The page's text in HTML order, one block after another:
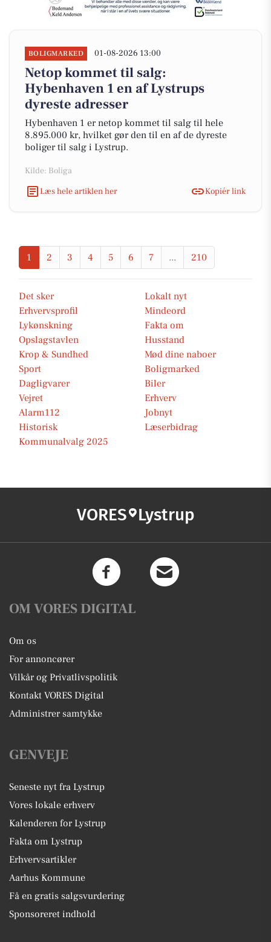
BOLIGMARKED 01-08-2026 13:00
Netop kommet til salg:
Hybenhaven 1 en af Lystrups
dyreste adresser
Hybenhaven 1 er netop kommet til salg til hele
8.895.000 kr, hvilket gør den til en af de dyreste
boliger til salg i Lystrup.
Kilde: Boliga
Læs hele artiklen her
Kopiér link
1 2 3 4 5 6 7 ... 210
Det sker
Lokalt nyt
Erhvervsprofil
Mindeord
Lykønskning
Fakta om
Opslagstavlen
Husstand
Krop & Sundhed
Mød dine naboer
Sport
Boligmarked
Dagligvarer
Biler
Vejret
Erhverv
Alarm112
Jobnyt
Historisk
Læserbidrag
Kommunalvalg 2025
VORES Lystrup
OM VORES DIGITAL
Om os
For annoncører
Vilkår og Privatlivspolitik
Kontakt VORES Digital
Administrer samtykke
GENVEJE
Seneste nyt fra Lystrup
Vores lokale erhverv
Kalenderen for Lystrup
Fakta om Lystrup
Erhvervsartikler
Aarhus Kommune
Få en gratis salgsvurdering
Sponsoreret indhold